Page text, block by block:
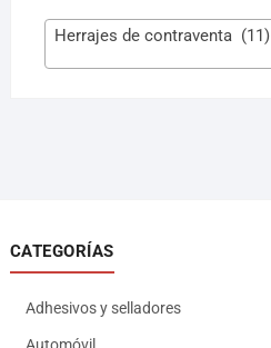
Herrajes de contraventa (11)
CATEGORÍAS
Adhesivos y selladores